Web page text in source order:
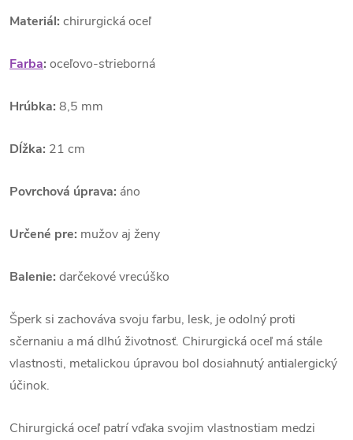
Materiál: chirurgická oceľ
Farba: oceľovo-strieborná
Hrúbka: 8,5 mm
Dĺžka: 21 cm
Povrchová úprava: áno
Určené pre: mužov aj ženy
Balenie: darčekové vrecúško
Šperk si zachováva svoju farbu, lesk, je odolný proti
sčernaniu a má dlhú životnosť. Chirurgická oceľ má stále
vlastnosti, metalickou úpravou bol dosiahnutý antialergický
účinok.
Chirurgická oceľ patrí vďaka svojim vlastnostiam medzi